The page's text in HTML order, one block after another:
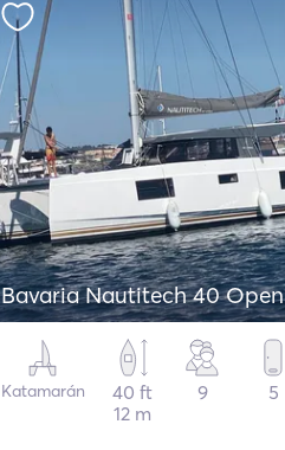
Bavaria Nautitech 40 Open
Katamarán
40 ft
12 m
9 5